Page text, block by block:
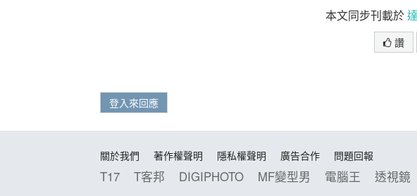
本文同步刊載於
讚
登入來回應
關於我們 著作權聲明 隱私權聲明 廣告合作 問題回報
T17 T客邦 DIGIPHOTO MF變型男 電腦王 透視鏡